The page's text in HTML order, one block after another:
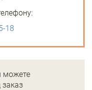
18
можете
заказ